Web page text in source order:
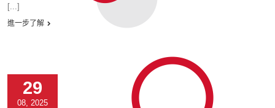
[...]
進一步了解
29
08, 2025